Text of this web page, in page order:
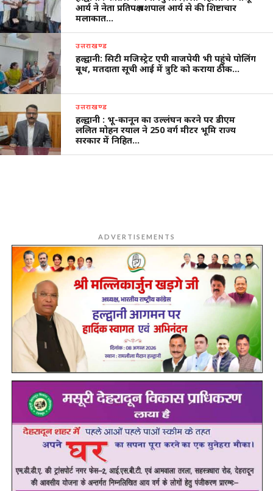
आर्य ने नेता प्रतिपक्ष यशपाल आर्य से की शिष्टाचार
मलाकात…
उत्तराखण्ड
हल्द्वानी: सिटी मजिस्ट्रेट एपी वाजपेयी भी पहुंचे पोलिंग
बूथ, मतदाता सूची आई में त्रुटि को कराया ठीक…
उत्तराखण्ड
हल्द्वानी : भू-कानून का उल्लंघन करने पर डीएम
ललित मोहन रयाल ने 250 वर्ग मीटर भूमि राज्य
सरकार में निहित…
ADVERTISEMENTS